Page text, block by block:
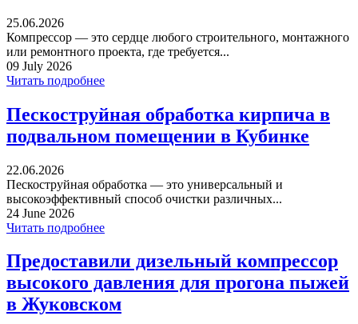
25.06.2026
Компрессор — это сердце любого строительного, монтажного
или ремонтного проекта, где требуется...
09 July 2026
Читать подробнее
Пескоструйная обработка кирпича в
подвальном помещении в Кубинке
22.06.2026
Пескоструйная обработка — это универсальный и
высокоэффективный способ очистки различных...
24 June 2026
Читать подробнее
Предоставили дизельный компрессор
высокого давления для прогона пыжей
в Жуковском